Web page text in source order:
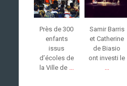
Près de 300
enfants
issus
d’écoles de
la Ville de ...
Samir Barris
et Catherine
de Biasio
ont investi le
...